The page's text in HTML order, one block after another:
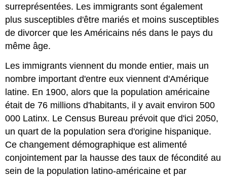
surreprésentées. Les immigrants sont également
plus susceptibles d'être mariés et moins susceptibles
de divorcer que les Américains nés dans le pays du
même âge.
Les immigrants viennent du monde entier, mais un
nombre important d'entre eux viennent d'Amérique
latine. En 1900, alors que la population américaine
était de 76 millions d'habitants, il y avait environ 500
000 Latinx. Le Census Bureau prévoit que d'ici 2050,
un quart de la population sera d'origine hispanique.
Ce changement démographique est alimenté
conjointement par la hausse des taux de fécondité au
sein de la population latino-américaine et par